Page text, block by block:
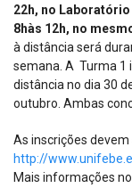
22h, no
8hàs 12h, no
à distância será
semana. A Turma 1
distância no dia 30
outubro. Ambas
As inscrições
http://
Mais informações